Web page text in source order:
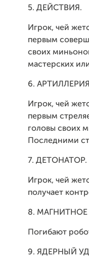
5. ДЕЙСТВИЯ.
Игрок, чей
первым
своих
мастерских
6.
Игрок, чей
первым
головы своих
Последними
7. ДЕТОНАТОР.
Игрок, чей
получает
8. МАГНИТНОЕ
Погибают
9. ЯДЕРНЫЙ